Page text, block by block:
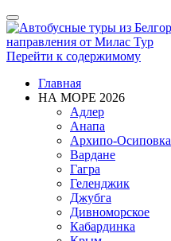
Показать/
Скрыть
навигацию
Перейти к содержимому
Главная
НА МОРЕ 2026
Адлер
Анапа
Архипо-Осиповка
Вардане
Гагра
Геленджик
Джубга
Дивноморское
Кабардинка